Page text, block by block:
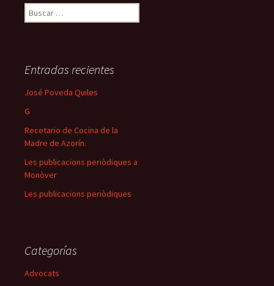
Buscar:
Entradas recientes
José Poveda Quiles
G
Recetario de Cocina de la
Madre de Azorín.
Les publicacions periòdiques a
Monòver
Les publicacions periòdiques
Categorías
Advocats